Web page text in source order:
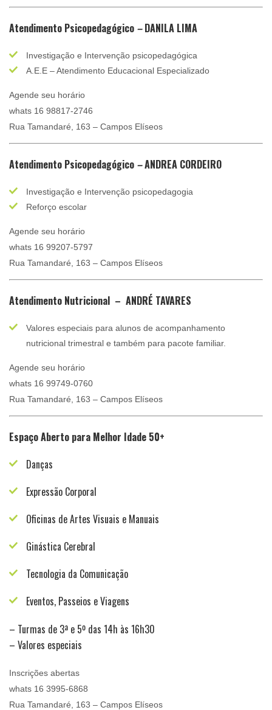
Atendimento Psicopedagógico –DANILA LIMA
Investigação e Intervenção psicopedagógica
A.E.E – Atendimento Educacional Especializado
Agende seu horário
whats 16 98817-2746
Rua Tamandaré, 163 – Campos Elíseos
Atendimento Psicopedagógico –ANDREA CORDEIRO
Investigação e Intervenção psicopedagogia
⁠Reforço escolar
Agende seu horário
whats 16 99207-5797
Rua Tamandaré, 163 – Campos Elíseos
Atendimento Nutricional – ANDRÉ TAVARES
Valores especiais para alunos de acompanhamento
nutricional trimestral e também para pacote familiar.
Agende seu horário
whats 16 99749-0760
Rua Tamandaré, 163 – Campos Elíseos
Espaço Aberto para Melhor Idade 50+
Danças
Expressão Corporal
Oficinas de Artes Visuais e Manuais
Ginástica Cerebral
Tecnologia da Comunicação
Eventos, Passeios e Viagens
– Turmas de 3ª e 5º das 14h às 16h30
– Valores especiais
Inscrições abertas
whats 16 3995-6868
Rua Tamandaré, 163 – Campos Elíseos